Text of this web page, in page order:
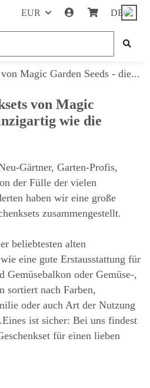
EUR DE
von Magic
wie die
Gärtner, Garten-Profis,
der Fülle der vielen
haben wir eine große
zusammengestellt.
beliebtesten alten
eine gute Erstausstattung für
Gemüsebalkon oder Gemüse-,
sortiert nach Farben,
oder auch Art der Nutzung
ist sicher: Bei uns findest
für einen lieben